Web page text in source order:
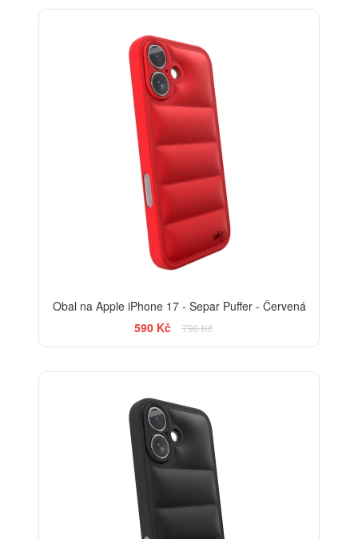
Obal na Apple iPhone 17 - Separ Puffer - Červená
590 Kč
790 Kč